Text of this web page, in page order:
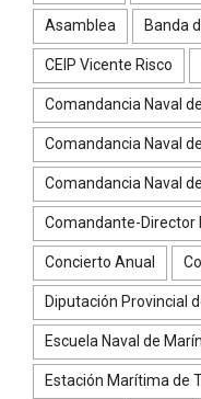
Asamblea Banda
CEIP Vicente Risco
Comandancia Naval
Comandancia Naval
Comandancia Naval
Comandante-Director
Concierto Anual
Diputación Provincial
Escuela Naval de Marín
Estación Marítima de